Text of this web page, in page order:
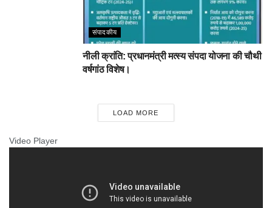
संपादकीय
नीली क्रांति: प्रधानमंत्री मत्स्य संपदा योजना की चौथी
वर्षगांठ विशेष।
LOAD MORE
Video Player